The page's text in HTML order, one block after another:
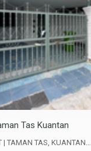
Tas Kuantan
| TAMAN TAS, KUANTAN…